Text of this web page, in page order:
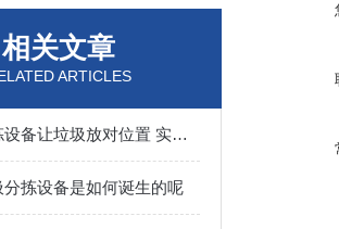
相关文章
ARTICLES
垃圾分拣设备让垃圾放对位置 实现资源循环利用
分拣设备是如何诞生的呢